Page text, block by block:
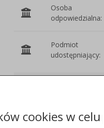
Osoba
odpowiedzialna:
Podmiot
udostępniający:
cookies w